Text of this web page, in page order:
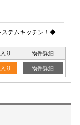
ステムキッチン！◆
り 物件詳細
り 物件詳細